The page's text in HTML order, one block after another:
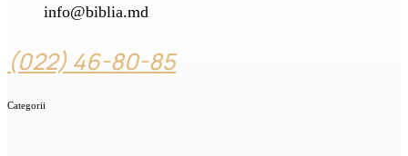
info@biblia.md
(022) 46-80-85
Categorii